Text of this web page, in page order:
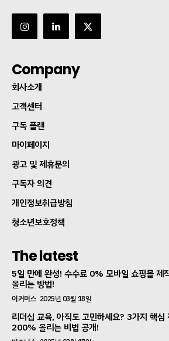
Company
회사소개
고객센터
구독 플랜
마이페이지
광고 및 제휴문의
구독자 의견
개인정보취급방침
청소년보호정책
The latest
5일 만에 완성! 수수료 0% 모바일 쇼핑몰
올리는 방법!
이커머스 2025년 03월 18일
리더십 교육, 아직도 고민하세요? 3가지 핵심
200% 올리는 비법 공개!